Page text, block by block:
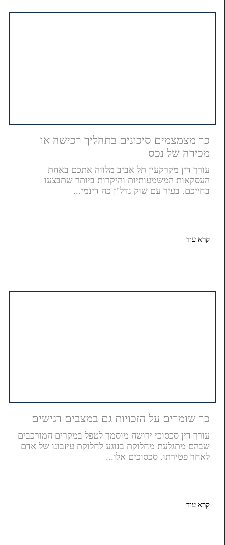
כך מצמצמים סיכונים בתהליך רכישה או
מכירה של נכס
עורך דין מקרקעין תל אביב מלווה אתכם באחת
העסקאות המשמעותיות והיקרות ביותר שתבצעו
בחייכם. בעיר עם שוק נדל"ן כה דינמי...
קרא עוד
כך שומרים על הזכויות גם במצבים רגישים
עורך דין סכסוכי ירושה מוסמך לטפל במקרים המורכבים
שבהם מתגלעת מחלוקת בנוגע לחלוקת עיזבונו של אדם
לאחר פטירתו. סכסוכים אלו...
קרא עוד